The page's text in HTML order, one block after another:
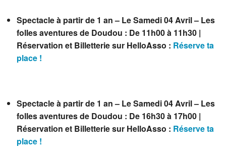
Spectacle à partir de 1 an – Le Samedi 04 Avril – Les
folles aventures de Doudou : De 11h00 à 11h30 |
Réservation et Billetterie sur HelloAsso : Réserve ta
place !
Spectacle à partir de 1 an – Le Samedi 04 Avril – Les
folles aventures de Doudou : De 16h30 à 17h00 |
Réservation et Billetterie sur HelloAsso : Réserve ta
place !